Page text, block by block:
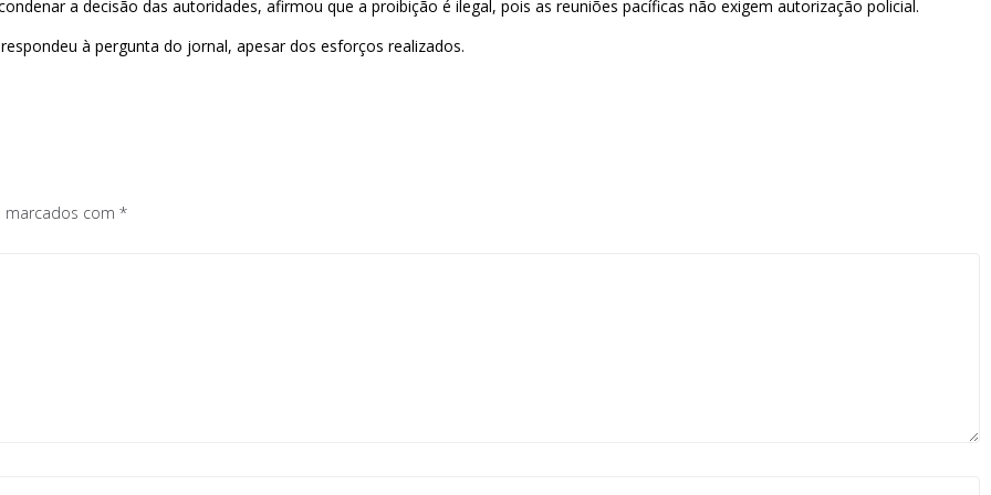
a decisão das autoridades, afirmou que a proibição é ilegal, pois as reuniões pacíficas não exigem autorização policial.
à pergunta do jornal, apesar dos esforços realizados.
com *